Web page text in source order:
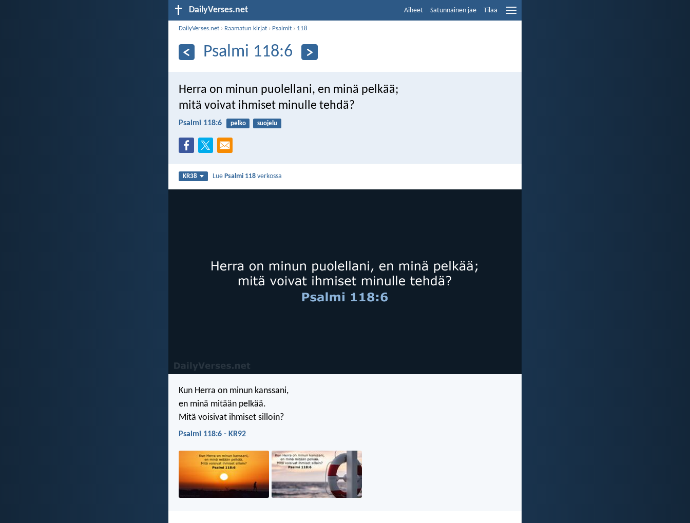
DailyVerses.net Aiheet Satunnainen jae Tilaa
DailyVerses.net › Raamatun kirjat › Psalmit › 118
Psalmi 118:6
Herra on minun puolellani, en minä pelkää;
mitä voivat ihmiset minulle tehdä?
Psalmi 118:6 pelko suojelu
KR38 LuePsalmi 118 verkossa
Kun Herra on minun kanssani,
en minä mitään pelkää.
Mitä voisivat ihmiset silloin?
Psalmi 118:6 - KR92